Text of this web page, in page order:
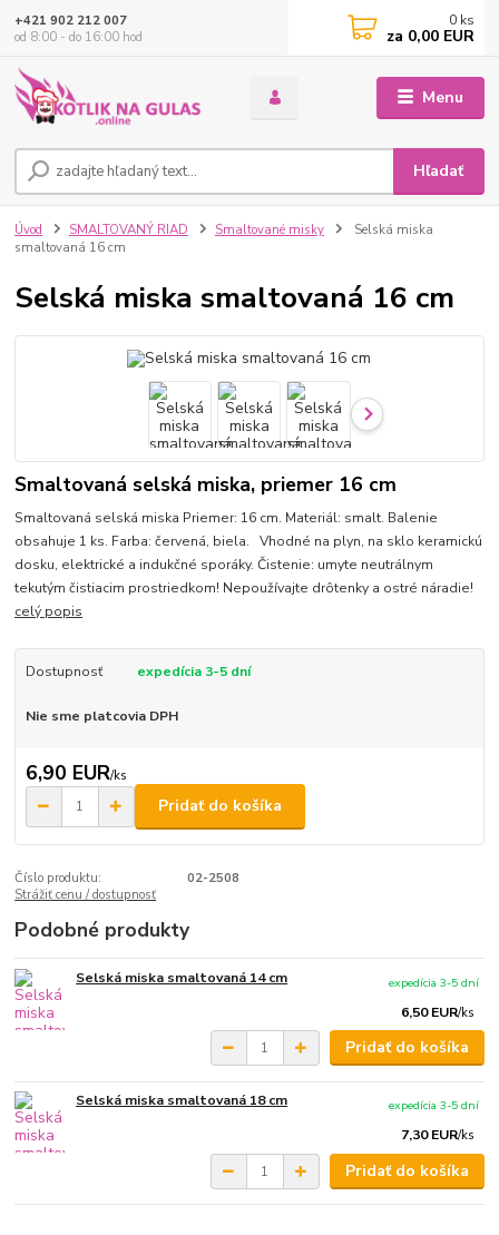
Menu
Hľadať
+421 902 212 007
od 8:00 - do 16:00 hod
0 ks
za 0,00 EUR
Úvod SMALTOVANÝ RIAD Smaltované misky
Selská miska
smaltovaná 16 cm
Selská miska smaltovaná 16 cm
Smaltovaná selská miska, priemer 16 cm
Smaltovaná selská miska Priemer: 16 cm. Materiál: smalt. Balenie
obsahuje 1 ks. Farba: červená, biela. Vhodné na plyn, na sklo keramickú
dosku, elektrické a indukčné sporáky. Čistenie: umyte neutrálnym
tekutým čistiacim prostriedkom! Nepoužívajte drôtenky a ostré náradie!
celý popis
Dostupnosť expedícia 3-5 dní
Nie sme platcovia DPH
6,90 EUR/ks
Pridať do košíka
Číslo produktu:
02-2508
Strážiť cenu / dostupnosť
Podobné produkty
Selská miska smaltovaná 14 cm
6,50 EUR/ks
expedícia 3-5 dní
Pridať do košíka
Selská miska smaltovaná 18 cm
7,30 EUR/ks
expedícia 3-5 dní
Pridať do košíka